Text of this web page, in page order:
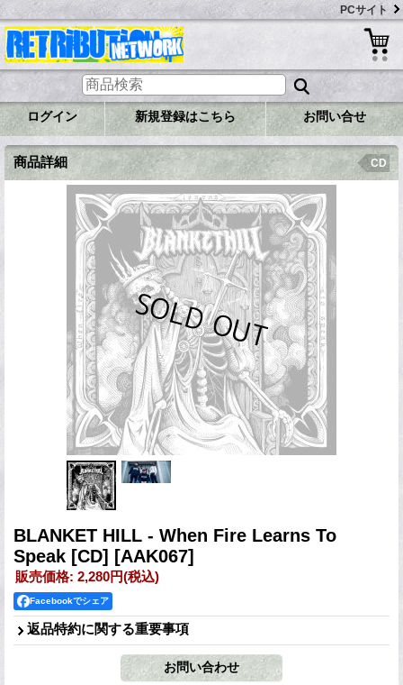
PCサイト
ログイン 新規登録はこちら お問い合せ
商品詳細 CD
BLANKET HILL - When Fire Learns To
Speak [CD] [AAK067]
販売価格: 2,280円(税込)
Facebookでシェア
返品特約に関する重要事項